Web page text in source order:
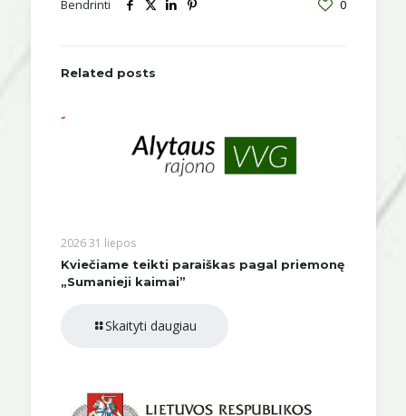
Bendrinti 0
Related posts
2026 31 liepos
Kviečiame teikti paraiškas pagal priemonę
„Sumanieji kaimai”
Skaityti daugiau